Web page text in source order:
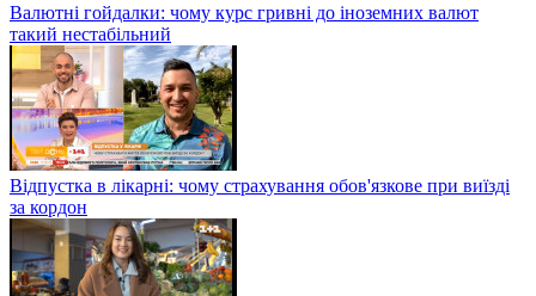
Валютні гойдалки: чому курс гривні до іноземних валют
такий нестабільний
Відпустка в лікарні: чому страхування обов'язкове при виїзді
за кордон